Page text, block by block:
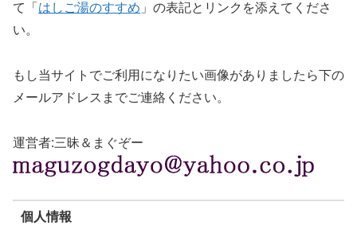
て「 はしご湯のすすめ 」の表記とリンクを添えてくださ
い。
もし当サイトでご利用になりたい画像がありましたら下の
メールアドレスまでご連絡ください。
運営者:三昧＆まぐぞー
個人情報